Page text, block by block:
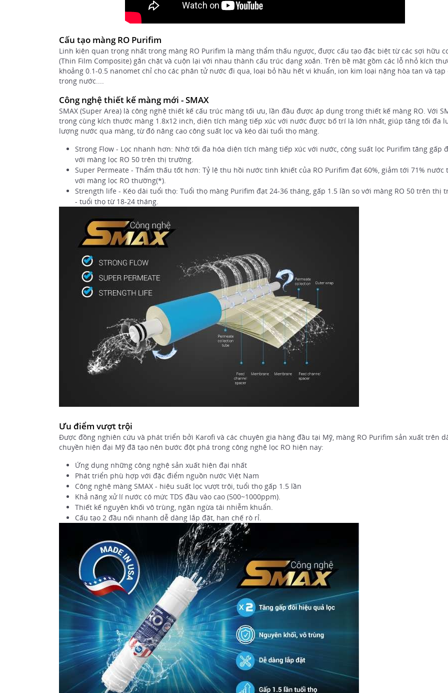
Cấu tạo màng RO Purifim
Linh kiện quan trọng nhất trong màng RO Purifim là màng thẩm thấu ngược, được cấu tạo đặc biệt từ các sợi hữu
(Thin Film Composite) gắn chặt và cuộn lại với nhau thành cấu trúc dạng xoắn. Trên bề mặt gồm các lỗ nhỏ kích
khoảng 0.1-0.5 nanomet chỉ cho các phân tử nước đi qua, loại bỏ hầu hết vi khuẩn, ion kim loại nặng hòa tan và tạp
trong nước....
Công nghệ thiết kế màng mới - SMAX
SMAX (Super Area) là công nghệ thiết kế cấu trúc màng tối ưu, lần đầu được áp dụng trong thiết kế màng RO. Với
trong cùng kích thước màng 1.8x12 inch, diện tích màng tiếp xúc với nước được bố trí là lớn nhất, giúp tăng tối đa
lượng nước qua màng, từ đó nâng cao công suất lọc và kéo dài tuổi thọ màng.
Strong Flow - Lọc nhanh hơn: Nhờ tối đa hóa diện tích màng tiếp xúc với nước, công suất lọc Purifim tăng gấp
với màng lọc RO 50 trên thị trường.
Super Permeate - Thẩm thấu tốt hơn: Tỷ lệ thu hồi nước tinh khiết của RO Purifim đạt 60%, giảm tới 71% nước
với màng lọc RO thường(*).
Strength life - Kéo dài tuổi thọ: Tuổi thọ màng Purifim đạt 24-36 tháng, gấp 1.5 lần so với màng RO 50 trên thị
- tuổi thọ từ 18-24 tháng.
Ưu điểm vượt trội
Được đồng nghiên cứu và phát triển bởi Karofi và các chuyên gia hàng đầu tại Mỹ, màng RO Purifim sản xuất trên
chuyền hiện đại Mỹ đã tạo nên bước đột phá trong công nghệ lọc RO hiện nay:
Ứng dụng những công nghệ sản xuất hiện đại nhất
Phát triển phù hợp với đặc điểm nguồn nước Việt Nam
Công nghệ màng SMAX - hiệu suất lọc vượt trội, tuổi thọ gấp 1.5 lần
Khả năng xử lí nước có mức TDS đầu vào cao (500~1000ppm).
Thiết kế nguyên khối vô trùng, ngăn ngừa tái nhiễm khuẩn.
Cấu tạo 2 đầu nối nhanh dễ dàng lắp đặt, hạn chế rò rỉ.